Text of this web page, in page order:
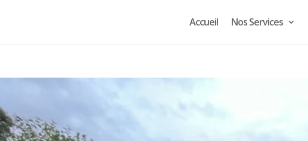
Accueil Nos Services